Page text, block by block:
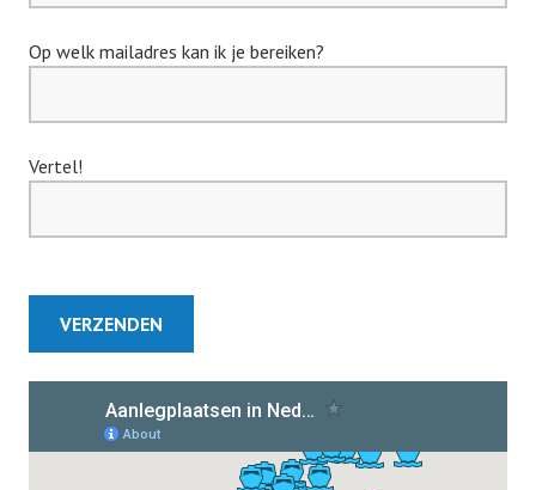
Op welk mailadres kan ik je bereiken?
Vertel!
VERZENDEN